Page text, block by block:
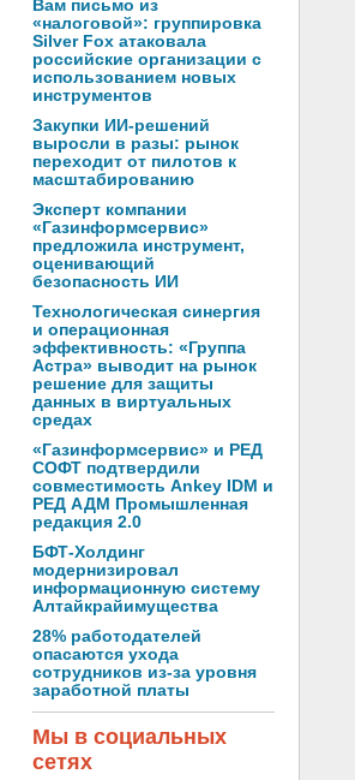
Вам письмо из
«налоговой»: группировка
Silver Fox атаковала
российские организации с
использованием новых
инструментов
Закупки ИИ-решений
выросли в разы: рынок
переходит от пилотов к
масштабированию
Эксперт компании
«Газинформсервис»
предложила инструмент,
оценивающий
безопасность ИИ
Технологическая синергия
и операционная
эффективность: «Группа
Астра» выводит на рынок
решение для защиты
данных в виртуальных
средах
«Газинформсервис» и РЕД
СОФТ подтвердили
совместимость Ankey IDM и
РЕД АДМ Промышленная
редакция 2.0
БФТ-Холдинг
модернизировал
информационную систему
Алтайкрайимущества
28% работодателей
опасаются ухода
сотрудников из-за уровня
заработной платы
Мы в социальных
сетях